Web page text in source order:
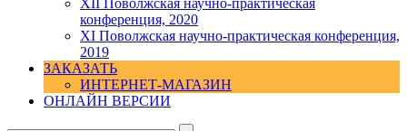
ХII Поволжская научно-практическая
конференция, 2020
XI Поволжская научно-практическая конференция,
2019
ЗАКАЗАТЬ
ИНТЕРНЕТ-МАГАЗИН
ОНЛАЙН ВЕРСИИ